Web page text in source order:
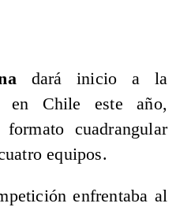
dará inicio a la
en Chile este año,
cuadrangular
equipos.
enfrentaba al